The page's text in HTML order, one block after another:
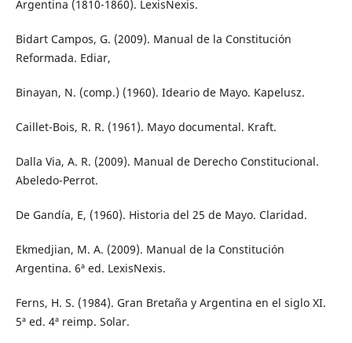
Argentina (1810-1860). LexisNexis.
Bidart Campos, G. (2009). Manual de la Constitución
Reformada. Ediar,
Binayan, N. (comp.) (1960). Ideario de Mayo. Kapelusz.
Caillet-Bois, R. R. (1961). Mayo documental. Kraft.
Dalla Via, A. R. (2009). Manual de Derecho Constitucional.
Abeledo-Perrot.
De Gandía, E, (1960). Historia del 25 de Mayo. Claridad.
Ekmedjian, M. A. (2009). Manual de la Constitución
Argentina. 6ª ed. LexisNexis.
Ferns, H. S. (1984). Gran Bretaña y Argentina en el siglo XI.
5ª ed. 4ª reimp. Solar.